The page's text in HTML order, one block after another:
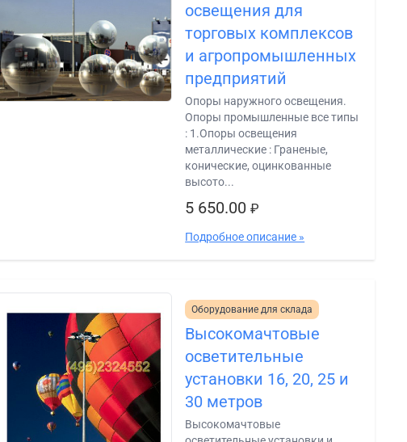
освещения для
торговых комплексов
и агропромышленных
предприятий
Опоры наружного освещения.
Опоры промышленные все типы
: 1.Опоры освещения
металлические : Граненые,
конические, оцинкованные
высото...
5 650.00₽
Подробное описание »
Оборудование для склада
Высокомачтовые
осветительные
установки 16, 20, 25 и
30 метров
Высокомачтовые